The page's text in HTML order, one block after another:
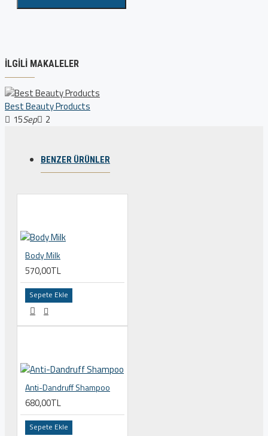
İLGILI MAKALELER
Best Beauty Products
15Sep 2
BENZER ÜRÜNLER
Body Milk
570,00TL
Sepete Ekle
Anti-Dandruff Shampoo
680,00TL
Sepete Ekle